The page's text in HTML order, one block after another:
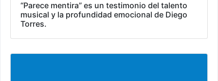
“Parece mentira” es un testimonio del talento
musical y la profundidad emocional de Diego
Torres.